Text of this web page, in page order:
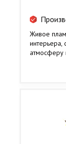
Живое
атмосферу